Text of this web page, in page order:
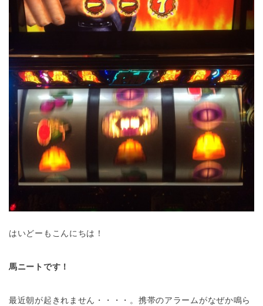
はいどーもこんにちは！
馬ニートです！
最近朝が起きれません・・・・。携帯のアラームがなぜか鳴ら